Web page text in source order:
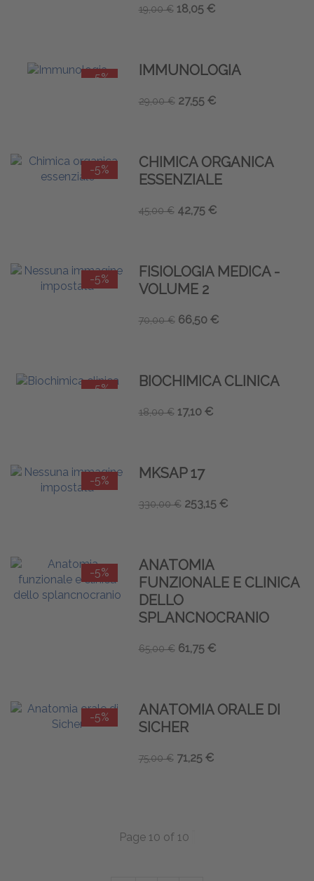
19,00 € 18,05 €
-5% IMMUNOLOGIA
29,00 € 27,55 €
-5%
CHIMICA ORGANICA
ESSENZIALE
45,00 € 42,75 €
-5%
FISIOLOGIA MEDICA -
VOLUME 2
70,00 € 66,50 €
-5% BIOCHIMICA CLINICA
18,00 € 17,10 €
-5% MKSAP 17
330,00 € 253,15 €
-5%
ANATOMIA
FUNZIONALE E CLINICA
DELLO
SPLANCNOCRANIO
65,00 € 61,75 €
-5%
ANATOMIA ORALE DI
SICHER
75,00 € 71,25 €
Page 10 of 10